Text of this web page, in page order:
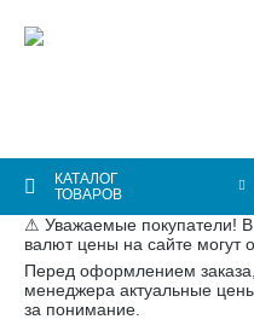
КАТАЛОГ
ТОВАРОВ
⚠ Уважаемые покупатели! В
валют цены на сайте могут
Перед оформлением
менеджера актуальные
за понимание.